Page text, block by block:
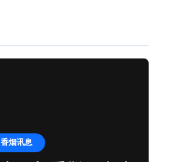
香烟讯息